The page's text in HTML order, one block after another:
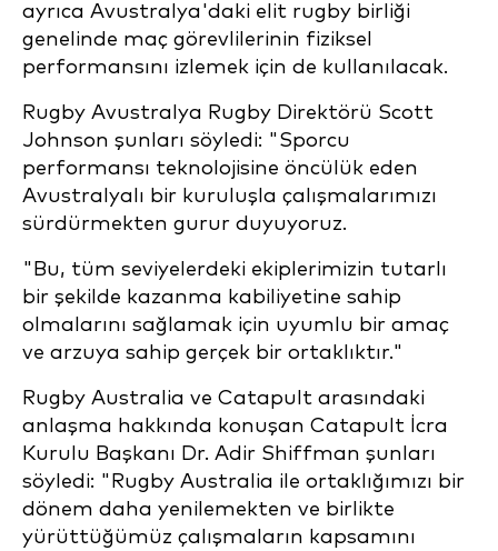
ayrıca Avustralya'daki elit rugby birliği
genelinde maç görevlilerinin fiziksel
performansını izlemek için de kullanılacak.
Rugby Avustralya Rugby Direktörü Scott
Johnson şunları söyledi: "Sporcu
performansı teknolojisine öncülük eden
Avustralyalı bir kuruluşla çalışmalarımızı
sürdürmekten gurur duyuyoruz.
"Bu, tüm seviyelerdeki ekiplerimizin tutarlı
bir şekilde kazanma kabiliyetine sahip
olmalarını sağlamak için uyumlu bir amaç
ve arzuya sahip gerçek bir ortaklıktır."
Rugby Australia ve Catapult arasındaki
anlaşma hakkında konuşan Catapult İcra
Kurulu Başkanı Dr. Adir Shiffman şunları
söyledi: "Rugby Australia ile ortaklığımızı bir
dönem daha yenilemekten ve birlikte
yürüttüğümüz çalışmaların kapsamını